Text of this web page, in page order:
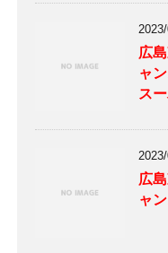
広
ャ
スー
広
ャ